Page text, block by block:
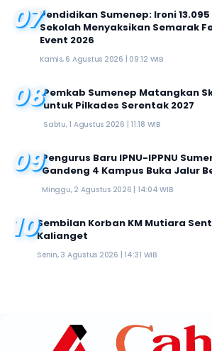
07Pendidikan Sumenep: Ironi
Sekolah Menyaksikan Semarak
Event 2026
Kamis, 6 Agustus 2026 | 09:12 WIB
08Pemkab Sumenep Matangkan
untuk Pilkades Serentak 2027
Sabtu, 1 Agustus 2026 | 11:18 WIB
09Pengurus Baru IPNU-IPPNU
Gandeng 4 Kampus Buka Jalur
Minggu, 2 Agustus 2026 | 14:04 WIB
10Sembilan Korban KM Mutiara
Kalianget
Senin, 3 Agustus 2026 | 14:31 WIB